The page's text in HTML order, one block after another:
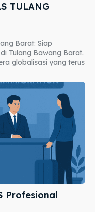
TULANG
Barat: Siap
Tulang Bawang Barat.
globalisasi yang terus
Profesional